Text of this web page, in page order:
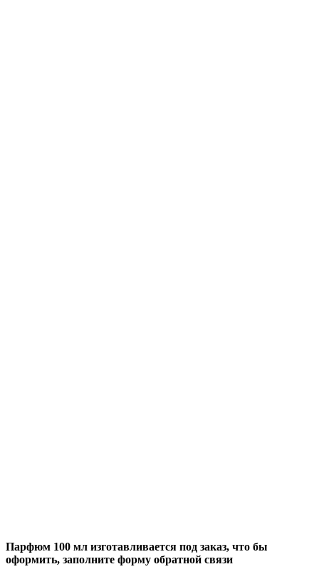
Парфюм 100 мл изготавливается под заказ, что бы
оформить, заполните форму обратной связи